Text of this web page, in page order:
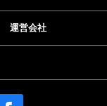
運営会社